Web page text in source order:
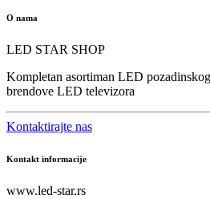
O nama
LED STAR SHOP
Kompletan asortiman LED
brendove LED televizora
Kontaktirajte nas
Kontakt informacije
www.led-star.rs